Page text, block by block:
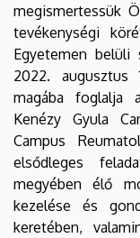
megismertessük
tevékenységi
Egyetemen belüli
2022. augusztus
magába foglalja
Kenézy Gyula
Campus
elsődleges
megyében élő
kezelése és
keretében,